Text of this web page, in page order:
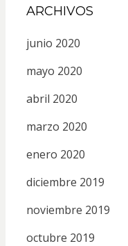
ARCHIVOS
junio 2020
mayo 2020
abril 2020
marzo 2020
enero 2020
diciembre 2019
noviembre 2019
octubre 2019